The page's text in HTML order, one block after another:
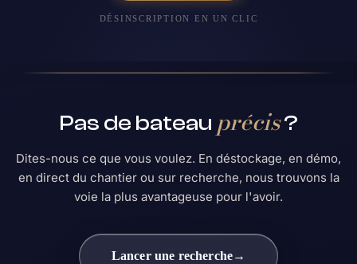
DÉSINSCRIPTION EN UN CLIC
Pas de bateau précis?
Dites-nous ce que vous voulez. En déstockage, en démo,
en direct du chantier ou sur recherche, nous trouvons la
voie la plus avantageuse pour l'avoir.
Lancer une recherche→